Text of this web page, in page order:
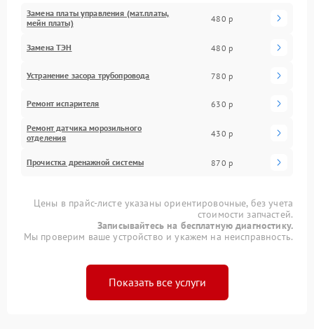
Замена платы управления (мат.платы,
мейн платы)
480 р
Замена ТЭН 480 р
Устранение засора трубопровода 780 р
Ремонт испарителя 630 р
Ремонт датчика морозильного
отделения
430 р
Прочистка дренажной системы 870 р
Цены в прайс-листе указаны ориентировочные, без учета
стоимости запчастей.
Записывайтесь на бесплатную диагностику.
Мы проверим ваше устройство и укажем на неисправность.
Показать все услуги